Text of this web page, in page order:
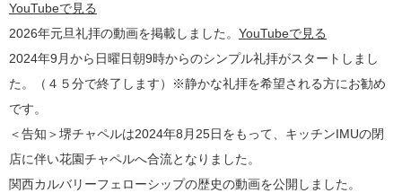
YouTubeで見る
2026年元旦礼拝の動画を掲載しました。 YouTubeで見る
2024年9月から日曜日朝9時からのシンプル礼拝がスタートしまし
た。（４５分で終了します）※静かな礼拝を希望される方にお勧め
です。
＜告知＞堺チャペルは2024年8月25日をもって、キッチンIMUの閉
店に伴い花園チャペルへ合流となりました。
関西カルバリーフェローシップの歴史の動画を公開しました。